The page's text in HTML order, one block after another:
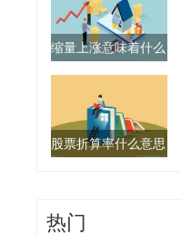
缩量上涨意味着什么？
股票折算率什么意思？
热门